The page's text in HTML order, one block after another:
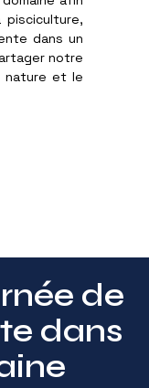
dans un
notre
nature et le
de
dans